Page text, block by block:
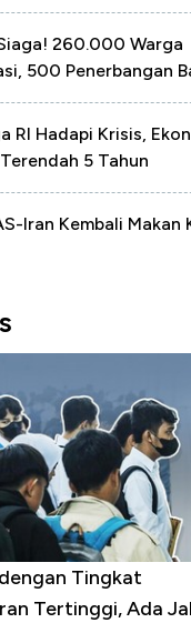
260.000 Warga
500 Penerbangan
RI Hadapi Krisis,
5 Tahun
Iran Kembali Makan
Tingkat
Tertinggi, Ada